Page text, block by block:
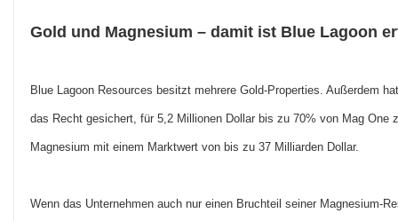
Gold und Magnesium – damit ist Blue Lagoon
Blue Lagoon Resources besitzt mehrere Gold-Properties. Außerdem
das Recht gesichert, für 5,2 Millionen Dollar bis zu 70% von Mag One
Magnesium mit einem Marktwert von bis zu 37 Milliarden Dollar.
Wenn das Unternehmen auch nur einen Bruchteil seiner Magnesium-